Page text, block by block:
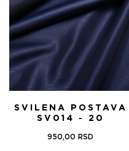
SVILENA POSTAVA
SV014 - 20
950,00 RSD